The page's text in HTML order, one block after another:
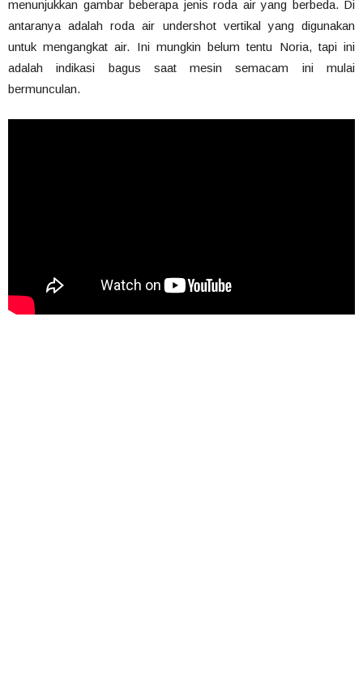
menunjukkan gambar beberapa jenis roda air yang berbeda. Di
antaranya adalah roda air undershot vertikal yang digunakan
untuk mengangkat air. Ini mungkin belum tentu Noria, tapi ini
adalah indikasi bagus saat mesin semacam ini mulai
bermunculan.